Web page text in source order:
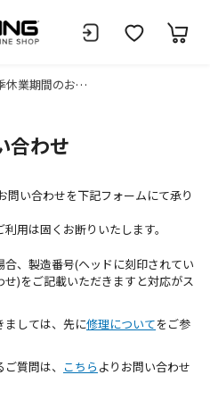
夏季休業期間のお知らせ
合わせ
問い合わせを下記フォームにて承り
用は固くお断りいたします。
、製造番号(ヘッドに刻印されてい
)をご記載いただきますと対応がス
ましては、先に修理についてをご参
質問は、 こちら よりお問い合わせ